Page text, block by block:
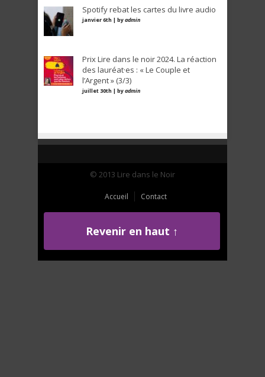
Spotify rebat les cartes du livre audio
janvier 6th | byadmin
Prix Lire dans le noir 2024. La réaction
des lauréat·es : « Le Couple et
l’Argent » (3/3)
juillet 30th | byadmin
© 2013 Lire dans le Noir
Accueil Contact
Revenir en haut ↑